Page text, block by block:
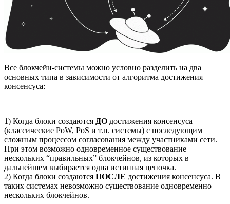
Все блокчейн-системы можно условно разделить на два
основных типа в зависимости от алгоритма достижения
консенсуса:
1) Когда блоки создаются ДО достижения консенсуса
(классические PoW, PoS и т.п. системы) с последующим
сложным процессом согласования между участниками сети.
При этом возможно одновременное существование
нескольких “правильных” блокчейнов, из которых в
дальнейшем выбирается одна истинная цепочка.
2) Когда блоки создаются ПОСЛЕ достижения консенсуса. В
таких системах невозможно существование одновременно
нескольких блокчейнов.